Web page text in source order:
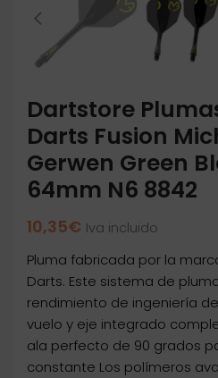
Dartstore
Darts Fusion
Gerwen Green
64mm N6 8842
10,35€ Iva incluido
Pluma fabricada por la
Darts. Este sistema de
rendimiento de ingeniería
vuelo y eje integrado
ala perfecto de 90 grados
constante Los polímeros